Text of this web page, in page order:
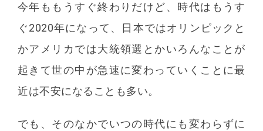
今年ももうすぐ終わりだけど、時代はもうす
ぐ2020年になって、日本ではオリンピックと
かアメリカでは大統領選とかいろんなことが
起きて世の中が急速に変わっていくことに最
近は不安になることも多い。
でも、そのなかでいつの時代にも変わらずに